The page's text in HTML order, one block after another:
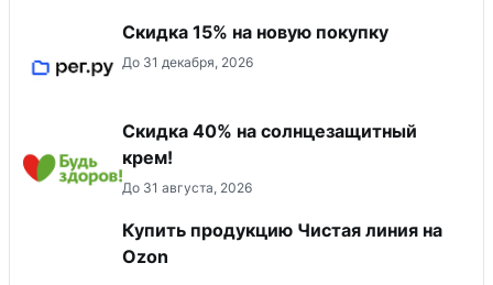
Скидка 15% на новую покупку
До 31 декабря, 2026
Скидка 40% на солнцезащитный
крем!
До 31 августа, 2026
Купить продукцию Чистая линия на
Ozon